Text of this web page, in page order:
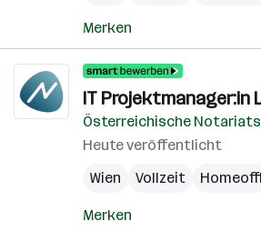
Merken
IT Projektmanager:in
Österreichische
Heute veröffentlicht
Wien
Vollzeit
Merken